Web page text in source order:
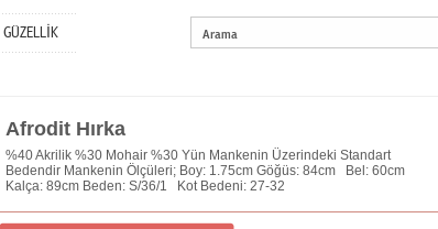
GÜZELLİK
Afrodit Hırka
%40 Akrilik %30 Mohair %30 Yün Mankenin Üzerindeki Standart
Bedendir Mankenin Ölçüleri; Boy: 1.75cm Göğüs: 84cm Bel: 60cm
Kalça: 89cm Beden: S/36/1 Kot Bedeni: 27-32